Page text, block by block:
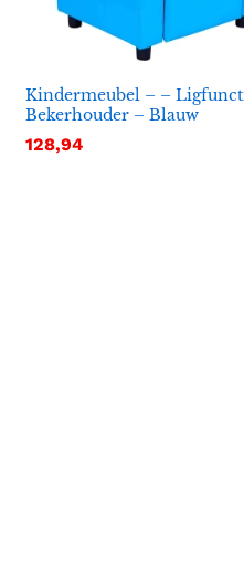
Kindermeubel – –
Bekerhouder – Blauw
128,94
128,94